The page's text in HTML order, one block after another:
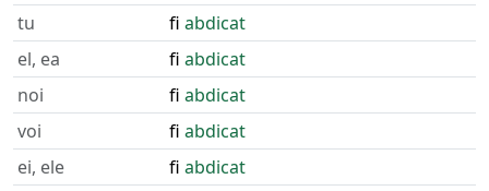
tu
fi abdicat
el, ea
fi abdicat
noi
fi abdicat
voi
fi abdicat
ei, ele
fi abdicat